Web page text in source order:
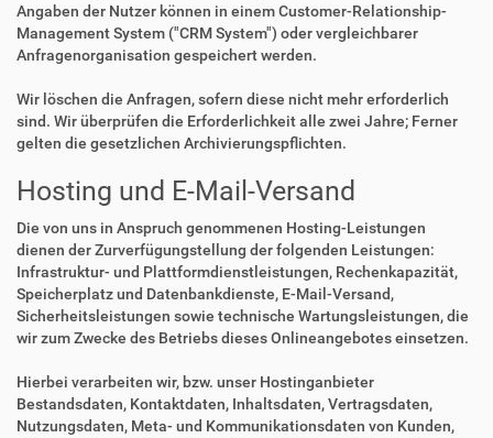
Angaben der Nutzer können in einem Customer-Relationship-
Management System ("CRM System") oder vergleichbarer
Anfragenorganisation gespeichert werden.
Wir löschen die Anfragen, sofern diese nicht mehr erforderlich
sind. Wir überprüfen die Erforderlichkeit alle zwei Jahre; Ferner
gelten die gesetzlichen Archivierungspflichten.
Hosting und E-Mail-Versand
Die von uns in Anspruch genommenen Hosting-Leistungen
dienen der Zurverfügungstellung der folgenden Leistungen:
Infrastruktur- und Plattformdienstleistungen, Rechenkapazität,
Speicherplatz und Datenbankdienste, E-Mail-Versand,
Sicherheitsleistungen sowie technische Wartungsleistungen, die
wir zum Zwecke des Betriebs dieses Onlineangebotes einsetzen.
Hierbei verarbeiten wir, bzw. unser Hostinganbieter
Bestandsdaten, Kontaktdaten, Inhaltsdaten, Vertragsdaten,
Nutzungsdaten, Meta- und Kommunikationsdaten von Kunden,